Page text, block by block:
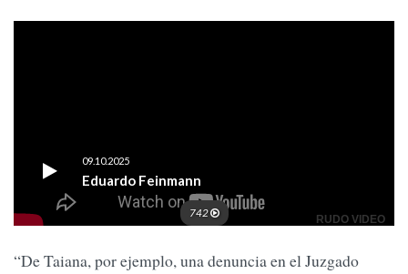
“De Taiana, por ejemplo, una denuncia en el Juzgado